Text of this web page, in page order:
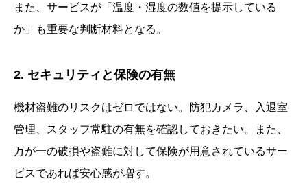
また、サービスが「温度・湿度の数値を提示している
か」も重要な判断材料となる。
2. セキュリティと保険の有無
機材盗難のリスクはゼロではない。防犯カメラ、入退室
管理、スタッフ常駐の有無を確認しておきたい。また、
万が一の破損や盗難に対して保険が用意されているサー
ビスであれば安心感が増す。